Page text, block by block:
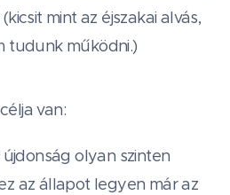
mint az éjszakai alvás,
tudunk működni.)
van:
olyan szinten
az állapot legyen már az